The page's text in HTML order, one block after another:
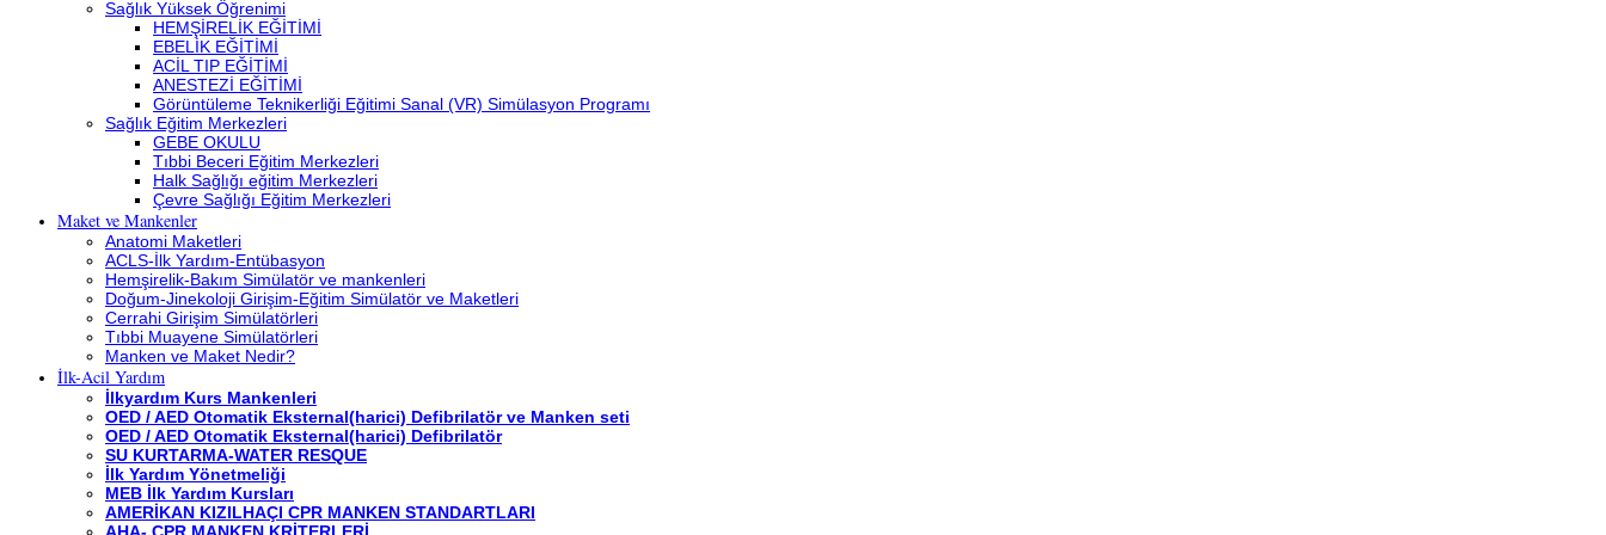
Sağlık Yüksek Öğrenimi
HEMŞİRELİK EĞİTİMİ
EBELİK EĞİTİMİ
ACİL TIP EĞİTİMİ
ANESTEZİ EĞİTİMİ
Görüntüleme Teknikerliği Eğitimi Sanal (VR) Simülasyon Programı
Sağlık Eğitim Merkezleri
GEBE OKULU
Tıbbi Beceri Eğitim Merkezleri
Halk Sağlığı eğitim Merkezleri
Çevre Sağlığı Eğitim Merkezleri
Maket ve Mankenler
Anatomi Maketleri
ACLS-İlk Yardım-Entübasyon
Hemşirelik-Bakım Simülatör ve mankenleri
Doğum-Jinekoloji Girişim-Eğitim Simülatör ve Maketleri
Cerrahi Girişim Simülatörleri
Tıbbi Muayene Simülatörleri
Manken ve Maket Nedir?
İlk-Acil Yardım
İlkyardım Kurs Mankenleri
OED / AED Otomatik Eksternal(harici) Defibrilatör ve Manken seti
OED / AED Otomatik Eksternal(harici) Defibrilatör
SU KURTARMA-WATER RESQUE
İlk Yardım Yönetmeliği
MEB İlk Yardım Kursları
AMERİKAN KIZILHAÇI CPR MANKEN STANDARTLARI